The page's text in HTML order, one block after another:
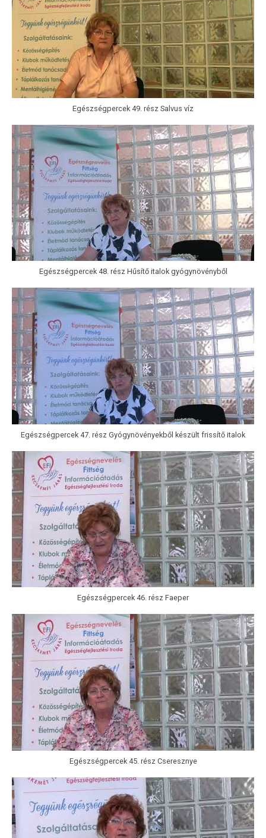
Egészségpercek 49. rész Salvus víz
Egészségpercek 48. rész Hűsítő italok gyógynövényből
Egészségpercek 47. rész Gyógynövényekből készült frissítő italok
Egészségpercek 46. rész Faeper
Egészségpercek 45. rész Cseresznye